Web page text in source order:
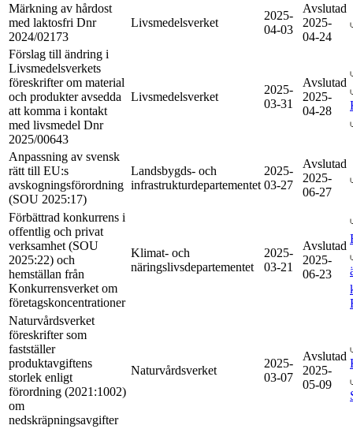
Märkning av hårdost
med laktosfri Dnr
2024/02173
Livsmedelsverket
2025-
04-03
Avslutad
2025-
04-24
Förslag till ändring i
Livsmedelsverkets
föreskrifter om material
och produkter avsedda
att komma i kontakt
med livsmedel Dnr
2025/00643
Livsmedelsverket
2025-
03-31
Avslutad
2025-
04-28
Anpassning av svensk
rätt till EU:s
avskogningsförordning
(SOU 2025:17)
Landsbygds- och
infrastrukturdepartementet
2025-
03-27
Avslutad
2025-
06-27
Förbättrad konkurrens i
offentlig och privat
verksamhet (SOU
2025:22) och
hemställan från
Konkurrensverket om
företagskoncentrationer
Klimat- och
näringslivsdepartementet
2025-
03-21
Avslutad
2025-
06-23
Naturvårdsverket
föreskrifter som
fastställer
produktavgiftens
storlek enligt
förordning (2021:1002)
om
nedskräpningsavgifter
Naturvårdsverket
2025-
03-07
Avslutad
2025-
05-09